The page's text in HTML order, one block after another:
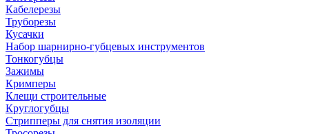
Кабелерезы
Труборезы
Кусачки
Набор шарнирно-губцевых инструментов
Тонкогубцы
Зажимы
Кримперы
Клещи строительные
Круглогубцы
Стрипперы для снятия изоляции